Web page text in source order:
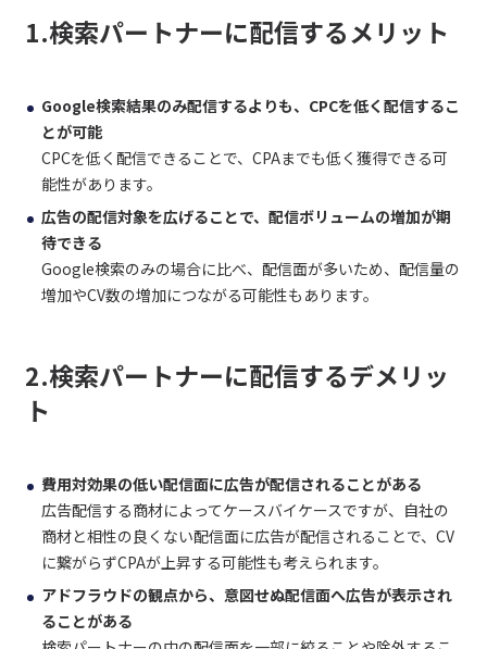
1.検索パートナーに配信するメリット
Google検索結果のみ配信するよりも、CPCを低く配信するこ
とが可能
CPCを低く配信できることで、CPAまでも低く獲得できる可
能性があります。
広告の配信対象を広げることで、配信ボリュームの増加が期
待できる
Google検索のみの場合に比べ、配信面が多いため、配信量の
増加やCV数の増加につながる可能性もあります。
2.検索パートナーに配信するデメリッ
ト
費用対効果の低い配信面に広告が配信されることがある
広告配信する商材によってケースバイケースですが、自社の
商材と相性の良くない配信面に広告が配信されることで、CV
に繋がらずCPAが上昇する可能性も考えられます。
アドフラウドの観点から、意図せぬ配信面へ広告が表示され
ることがある